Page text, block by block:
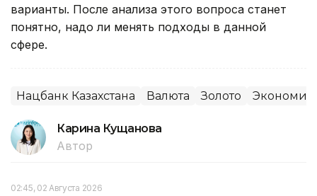
варианты. После анализа этого вопроса станет
понятно, надо ли менять подходы в данной
сфере.
Нацбанк Казахстана Валюта Золото
Карина Кущанова
Автор
02:45, 02 Августа 2026